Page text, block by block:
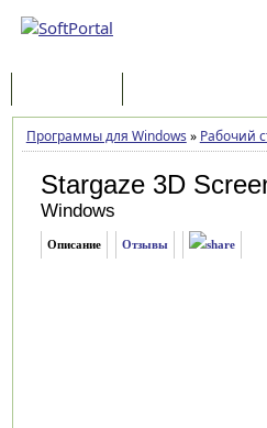
Программы для Windows » Рабочий
Stargaze 3D
Windows
Описание Отзывы